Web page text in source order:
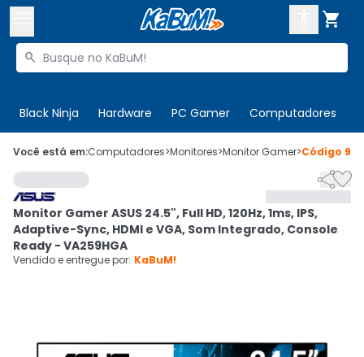

Buscar produtos

Black Ninja Hardware PC Gamer Computadores
 Olá. Acesse sua conta
 Departamentos
Cupons
Mais Vendidos
CADASTRE-SE
Você está em:Computadores>Monitores>Monitor Gamer>Código

Monitor Gamer ASUS 24.5", Full HD, 120Hz, 1ms, IPS,
Adaptive-Sync, HDMI e VGA, Som Integrado, Console
Ready - VA259HGA
Vendido e entregue por: KaBuM!